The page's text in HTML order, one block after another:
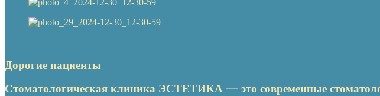
Дорогие пациенты
Стоматологическая клиника ЭСТЕТИКА — это современные